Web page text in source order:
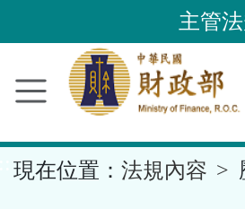
到
要
容
區
主管
現在位置： 法規內容